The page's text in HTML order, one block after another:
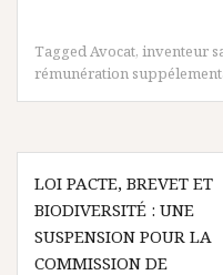
TaggedAvocat, inventeur
rémunération
Navigation
de
l’article
LOI PACTE, BREVET ET
BIODIVERSITÉ : UNE
SUSPENSION POUR LA
COMMISSION DE